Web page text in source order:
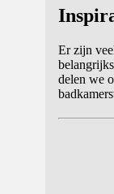
Er zijn
delen we